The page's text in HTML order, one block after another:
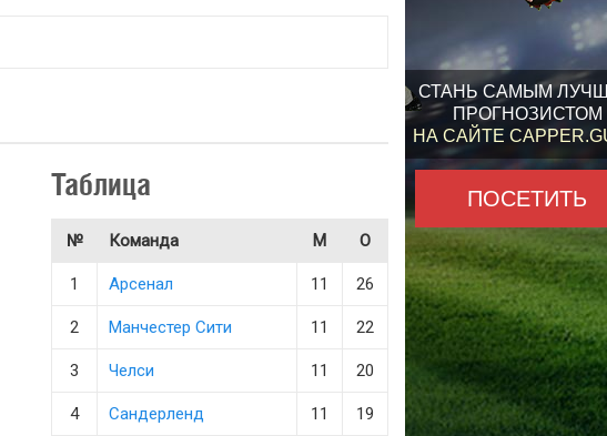
СТАНЬ САМЫМ
ПРОГНОЗИСТОМ
НА САЙТЕ
ПОСЕТИТЬ
Таблица
№ Команда М О
1 Арсенал 11 26
2 Манчестер Сити 11 22
3 Челси 11 20
4 Сандерленд 11 19